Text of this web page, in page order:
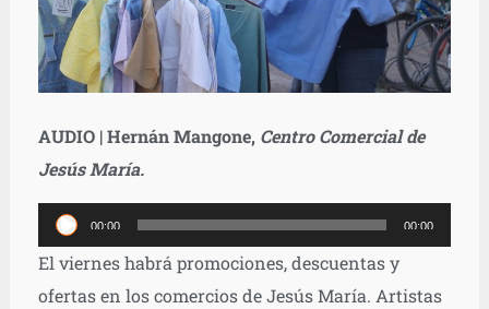
AUDIO | Hernán Mangone, Centro Comercial de
Jesús María.
Reproductor
de
audio
00:00 00:00
El viernes habrá promociones, descuentas y
ofertas en los comercios de Jesús María. Artistas